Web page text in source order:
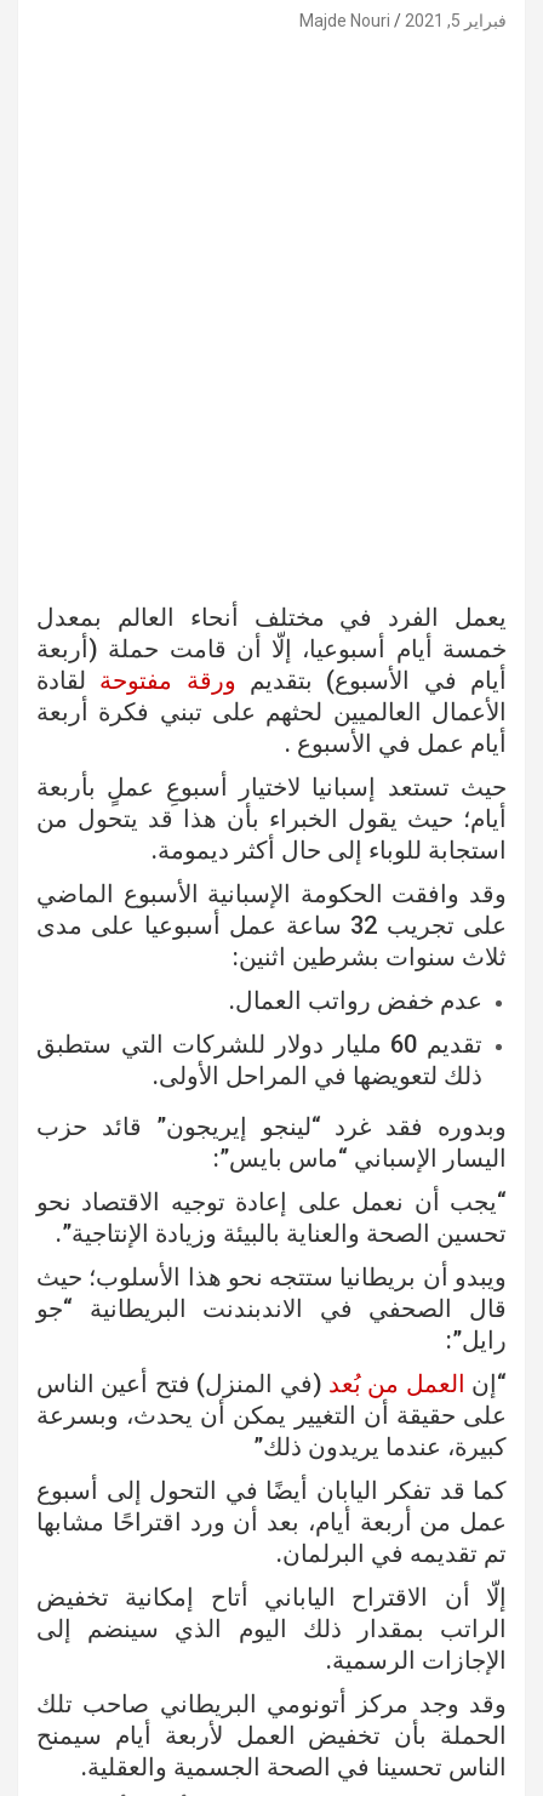
فبراير 5, 2021 Majde Nouri
يعمل الفرد في مختلف أنحاء العالم بمعدل
خمسة أيام أسبوعيا، إلّا أن قامت حملة (أربعة
أيام في الأسبوع) بتقديم ورقة مفتوحة لقادة
الأعمال العالميين لحثهم على تبني فكرة أربعة
أيام عمل في الأسبوع .
حيث تستعد إسبانيا لاختيار أسبوعِ عملٍ بأربعة
أيام؛ حيث يقول الخبراء بأن هذا قد يتحول من
استجابة للوباء إلى حال أكثر ديمومة.
وقد وافقت الحكومة الإسبانية الأسبوع الماضي
على تجريب 32 ساعة عمل أسبوعيا على مدى
ثلاث سنوات بشرطين اثنين:
عدم خفض رواتب العمال.
تقديم 60 مليار دولار للشركات التي ستطبق
ذلك لتعويضها في المراحل الأولى.
وبدوره فقد غرد “لينجو إيريجون” قائد حزب
اليسار الإسباني “ماس بايس”:
“يجب أن نعمل على إعادة توجيه الاقتصاد نحو
تحسين الصحة والعناية بالبيئة وزيادة الإنتاجية”.
ويبدو أن بريطانيا ستتجه نحو هذا الأسلوب؛ حيث
قال الصحفي في الاندبندنت البريطانية “جو
رايل”:
“إن العمل من بُعد (في المنزل) فتح أعين الناس
على حقيقة أن التغيير يمكن أن يحدث، وبسرعة
كبيرة، عندما يريدون ذلك”
كما قد تفكر اليابان أيضًا في التحول إلى أسبوع
عمل من أربعة أيام، بعد أن ورد اقتراحًا مشابها
تم تقديمه في البرلمان.
إلّا أن الاقتراح الياباني أتاح إمكانية تخفيض
الراتب بمقدار ذلك اليوم الذي سينضم إلى
الإجازات الرسمية.
وقد وجد مركز أتونومي البريطاني صاحب تلك
الحملة بأن تخفيض العمل لأربعة أيام سيمنح
الناس تحسينا في الصحة الجسمية والعقلية.